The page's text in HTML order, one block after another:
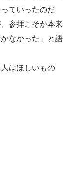
ていったのだ
参拝こそが本来
なかった」と語
はほしいもの